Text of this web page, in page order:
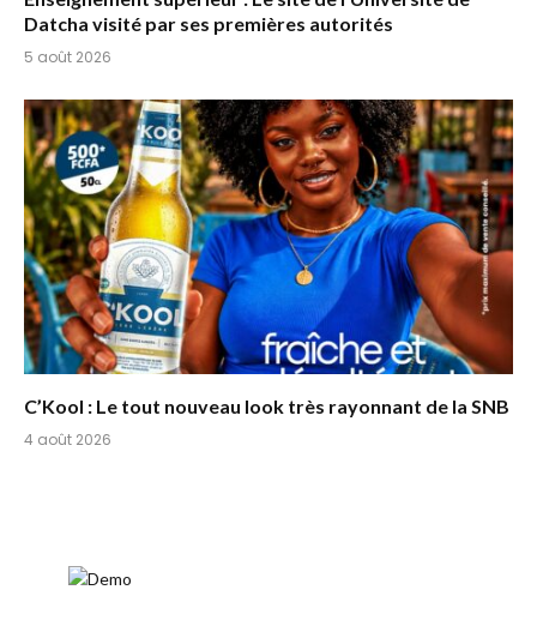
Datcha visité par ses premières autorités
5 août 2026
C’Kool : Le tout nouveau look très rayonnant de la SNB
4 août 2026